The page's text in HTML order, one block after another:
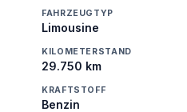
FAHRZEUGTYP
Limousine
KILOMETERSTAND
29.750 km
KRAFTSTOFF
Benzin